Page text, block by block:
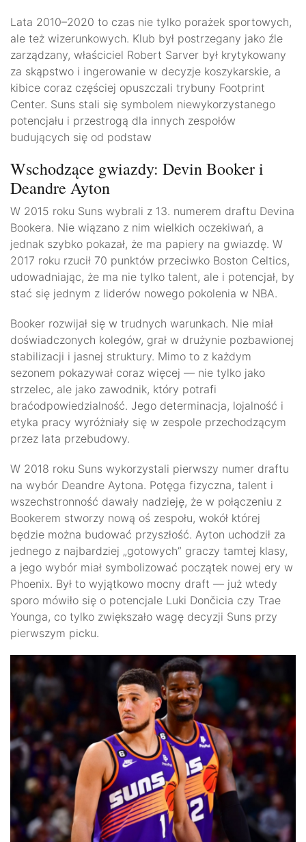
Lata 2010–2020 to czas nie tylko porażek sportowych,
ale też wizerunkowych. Klub był postrzegany jako źle
zarządzany, właściciel Robert Sarver był krytykowany
za skąpstwo i ingerowanie w decyzje koszykarskie, a
kibice coraz częściej opuszczali trybuny Footprint
Center. Suns stali się symbolem niewykorzystanego
potencjału i przestrogą dla innych zespołów
budujących się od podstaw
Wschodzące gwiazdy: Devin Booker i
Deandre Ayton
W 2015 roku Suns wybrali z 13. numerem draftu Devina
Bookera. Nie wiązano z nim wielkich oczekiwań, a
jednak szybko pokazał, że ma papiery na gwiazdę. W
2017 roku rzucił 70 punktów przeciwko Boston Celtics,
udowadniając, że ma nie tylko talent, ale i potencjał, by
stać się jednym z liderów nowego pokolenia w NBA.
Booker rozwijał się w trudnych warunkach. Nie miał
doświadczonych kolegów, grał w drużynie pozbawionej
stabilizacji i jasnej struktury. Mimo to z każdym
sezonem pokazywał coraz więcej — nie tylko jako
strzelec, ale jako zawodnik, który potrafi
braćodpowiedzialność. Jego determinacja, lojalność i
etyka pracy wyróżniały się w zespole przechodzącym
przez lata przebudowy.
W 2018 roku Suns wykorzystali pierwszy numer draftu
na wybór Deandre Aytona. Potęga fizyczna, talent i
wszechstronność dawały nadzieję, że w połączeniu z
Bookerem stworzy nową oś zespołu, wokół której
będzie można budować przyszłość. Ayton uchodził za
jednego z najbardziej „gotowych” graczy tamtej klasy,
a jego wybór miał symbolizować początek nowej ery w
Phoenix. Był to wyjątkowo mocny draft — już wtedy
sporo mówiło się o potencjale Luki Dončicia czy Trae
Younga, co tylko zwiększało wagę decyzji Suns przy
pierwszym picku.